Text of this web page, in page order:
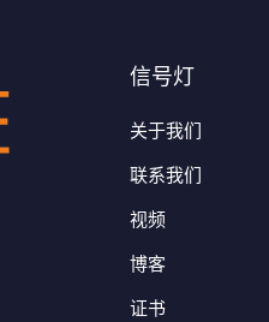
信号灯
关于我们
联系我们
视频
博客
证书